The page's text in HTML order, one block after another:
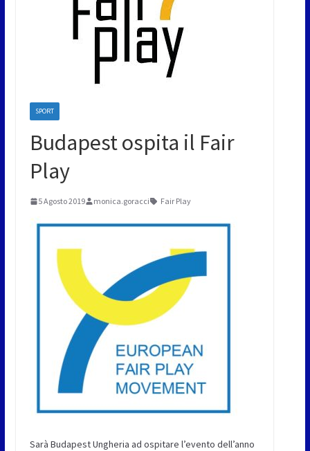
SPORT
Budapest ospita il Fair
Play
5 Agosto 2019 monica.goracci Fair Play
Sarà Budapest Ungheria ad ospitare l’evento dell’anno